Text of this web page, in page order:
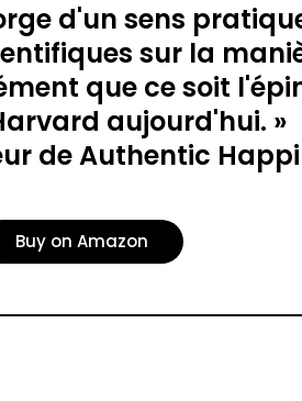
d'un sens
sur la
que ce soit
aujourd'hui. »
de Authentic
Buy on Amazon